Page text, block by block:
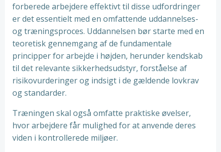
forberede arbejdere effektivt til disse udfordringer
er det essentielt med en omfattende uddannelses-
og træningsproces. Uddannelsen bør starte med en
teoretisk gennemgang af de fundamentale
principper for arbejde i højden, herunder kendskab
til det relevante sikkerhedsudstyr, forståelse af
risikovurderinger og indsigt i de gældende lovkrav
og standarder.
Træningen skal også omfatte praktiske øvelser,
hvor arbejdere får mulighed for at anvende deres
viden i kontrollerede miljøer.